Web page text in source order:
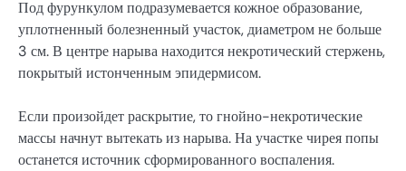
Под фурункулом подразумевается кожное образование,
уплотненный болезненный участок, диаметром не больше
3 см. В центре нарыва находится некротический стержень,
покрытый истонченным эпидермисом.
Если произойдет раскрытие, то гнойно-некротические
массы начнут вытекать из нарыва. На участке чирея попы
останется источник сформированного воспаления.